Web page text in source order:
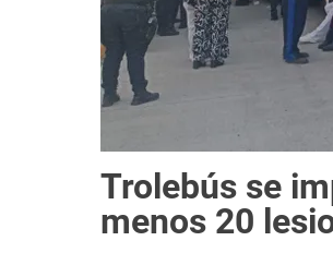
Trolebús se
menos 20